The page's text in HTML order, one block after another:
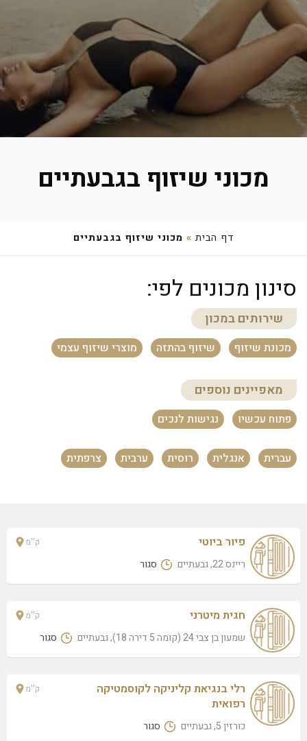
מכוני שיזוף בגבעתיים
דף הבית » מכוני שיזוף בגבעתיים
סינון מכונים לפי:
שירותים במכון
מכונת שיזוף שיזוף בהתזה מוצרי שיזוף עצמי
מאפיינים נוספים
פתוח עכשיו נגישות לנכים
עברית אנגלית רוסית ערבית צרפתית
פיור ביוטי
ריינס 22, גבעתיים סגור
ק''מ
חגית מיטרני
שמעון בן צבי 24 (קומה 5 דירה 18), גבעתיים סגור
ק''מ
רלי בנגיאת קליניקה לקוסמטיקה
רפואית
כורזין 5, גבעתיים סגור
ק''מ
סירקין 5, גבעתיים
מספרת האומן 114 מיכל מרציאנו
כצנלסון 114, גבעתיים
אנסטסיה מאיר
כצנלסון 123, גבעתיים
משה ביטון
ויצמן 22, גבעתיים
פיור ביוטי
ריינס 22, גבעתיים
נופר עזיז ביוטי נופי
כצנלסון 7, גבעתיים
אתי וימית קוסמיטקה
חגית מיטרני
שמעון בן צבי 24 (קומה 5 דירה 18), גבעתיים
בן גוריון 258/405 (קומה 4), גבעתיים
משה ביטון
ויצמן 22, גבעתיים